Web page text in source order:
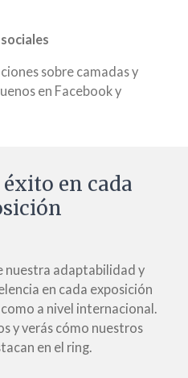
sobre camadas y
en Facebook y
en cada
nuestra adaptabilidad y
en cada exposición
a nivel internacional.
y verás cómo nuestros
en el ring.